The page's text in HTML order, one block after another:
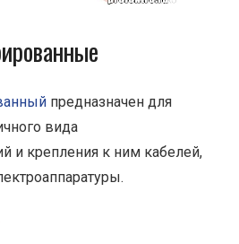
предназначен для
вида
и крепления к ним кабелей,